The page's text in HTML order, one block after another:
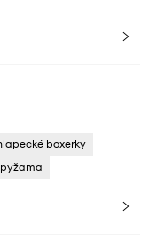
boxerky